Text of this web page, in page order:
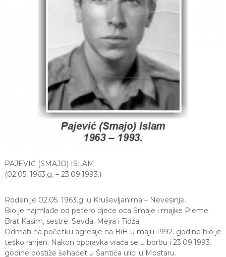
s
l
i
m
a
n
s
k
a
s
l
a
r
i
g
a
d
PAJEVIĆ (SMAJO) ISLAM
(02.05. 1963.g. – 23.09.1993.)
Rođen je 02.05. 1963.g. u Kruševljanima – Nevesinje.
Bio je najmlađe od petero djece oca Smaje i majke Pleme.
Brat Kasim, sestre: Sevda, Mejra i Tidža.
Odmah na početku agresije na BiH u maju 1992. godine bio je
teško ranjen. Nakon oporavka vraća se u borbu i 23.09.1993.
godine postiže šehadet u Šantića ulici u Mostaru.